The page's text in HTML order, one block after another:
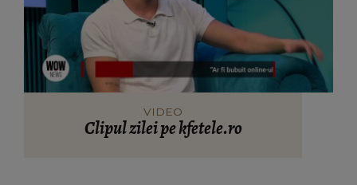
VIDEO
Clipul zilei pe kfetele.ro